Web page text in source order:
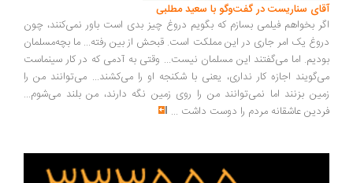
سناریست در گفت‌وگو با سعید مطلبی
بخواهم فیلمی بسازم که بگویم دروغ چیز بدی است باور نمی‌کنند، چون
یک امر جاری در این مملکت است. قبحش از بین رفته... ما بچه‌مسلمان
اما می‌گفتند این مسلمان نیست... وقتی به آدمی که در کار سینماست
اجازه کار نداری، یعنی با شکنجه او را می‌کشند... می‌توانند من را
بزنند اما نمی‌توانند من را روی زمین نگه دارند، من بلند می‌شوم...
عاشقانه مردم را دوست داشت ...